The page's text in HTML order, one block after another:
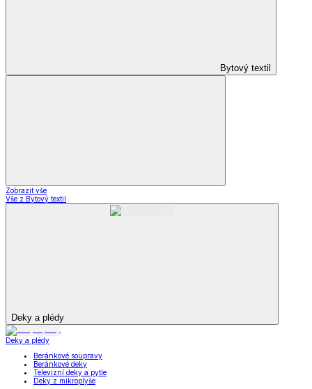
Bytový textil
Zobrazit vše
Vše z Bytový textil
Deky a plédy
Deky a plédy
Beránkové soupravy
Beránkové deky
Televizní deky a pytle
Deky z mikroplyše